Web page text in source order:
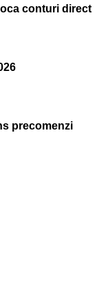
conturi direct
precomenzi